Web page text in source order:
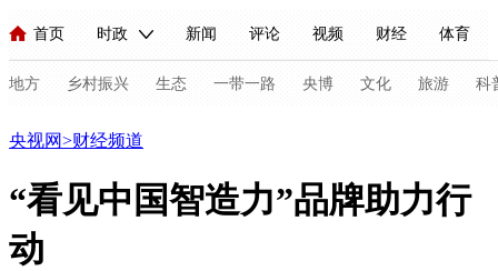
首页 时政 新闻 评论 视频 财经 体育
人民领袖习近平 联播+ 中国领导人 央视快评 习式妙语
直播 栏目大全 节目单 听音 微视频 主持人
海外频道 iPanda English Монгол
地方 乡村振兴 生态 一带一路 央博 文化 旅游 科
央视网>财经频道
“看见中国智造力”品牌助力行
动